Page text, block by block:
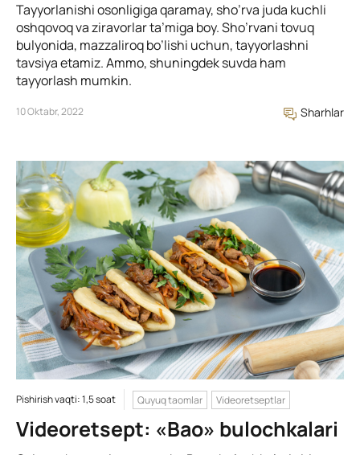
Tayyorlanishi osonligiga qaramay, sho’rva juda kuchli
oshqovoq va ziravorlar ta’miga boy. Sho’rvani tovuq
bulyonida, mazzaliroq bo’lishi uchun, tayyorlashni
tavsiya etamiz. Ammo, shuningdek suvda ham
tayyorlash mumkin.
10 Oktabr, 2022 Sharhlar
Pishirish vaqti: 1,5 soat Quyuq taomlar Videoretseptlar
Videoretsept: «Bao» bulochkalari